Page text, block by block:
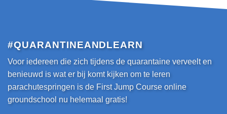
#QUARANTINEANDLEARN
Voor iedereen die zich tijdens de quarantaine verveelt en
benieuwd is wat er bij komt kijken om te leren
parachutespringen is de First Jump Course online
groundschool nu helemaal gratis!